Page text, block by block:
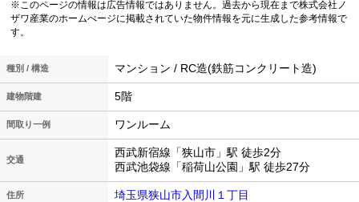
※このページの情報は広告情報ではありません。過去から現在まで株式会社ノ
ザワ産業のホームぺージに掲載されていた物件情報を元に生成した参考情報で
す。
種別 / 構造 マンション / RC造(鉄筋コンクリート造)
建物階建 5階
間取り一例 ワンルーム
交通
西武新宿線「狭山市」駅 徒歩2分
西武池袋線「稲荷山公園」駅 徒歩27分
住所 埼玉県狭山市入間川１丁目